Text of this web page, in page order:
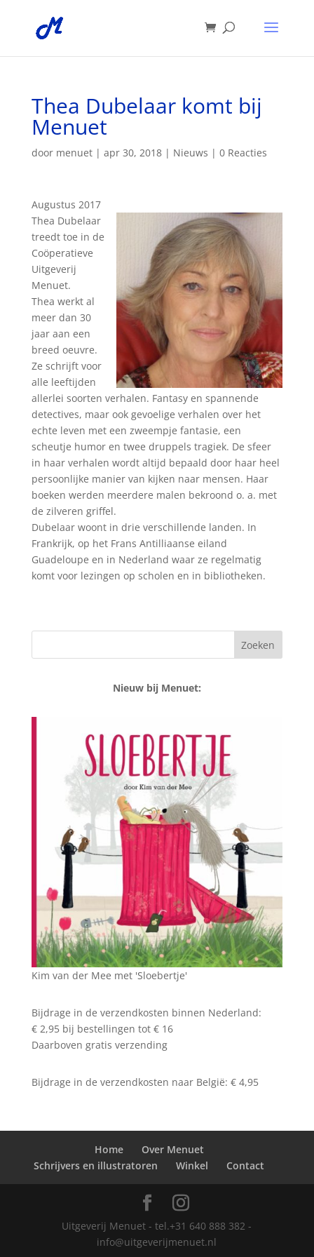
Thea Dubelaar komt bij
Menuet
door menuet| apr 30, 2018| Nieuws | 0 Reacties
Augustus 2017
Thea Dubelaar
treedt toe in de
Coöperatieve
Uitgeverij
Menuet.
Thea werkt al
meer dan 30
jaar aan een
breed oeuvre.
Ze schrijft voor
alle leeftijden
allerlei soorten verhalen. Fantasy en spannende
detectives, maar ook gevoelige verhalen over het
echte leven met een zweempje fantasie, een
scheutje humor en twee druppels tragiek. De sfeer
in haar verhalen wordt altijd bepaald door haar heel
persoonlijke manier van kijken naar mensen. Haar
boeken werden meerdere malen bekroond o. a. met
de zilveren griffel.
Dubelaar woont in drie verschillende landen. In
Frankrijk, op het Frans Antilliaanse eiland
Guadeloupe en in Nederland waar ze regelmatig
komt voor lezingen op scholen en in bibliotheken.
Nieuw bij Menuet:
Kim van der Mee met 'Sloebertje'
Bijdrage in de verzendkosten binnen Nederland:
€ 2,95 bij bestellingen tot € 16
Daarboven gratis verzending
Bijdrage in de verzendkosten naar België: € 4,95
Home
Over Menuet
Schrijvers en illustratoren
Winkel Contact
Uitgeverij Menuet - tel.+31 640 888 382 -
info@uitgeverijmenuet.nl